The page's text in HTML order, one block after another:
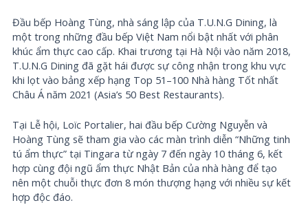
Đầu bếp Hoàng Tùng, nhà sáng lập của T.U.N.G Dining, là
một trong những đầu bếp Việt Nam nổi bật nhất với phân
khúc ẩm thực cao cấp. Khai trương tại Hà Nội vào năm 2018,
T.U.N.G Dining đã gặt hái được sự công nhận trong khu vực
khi lọt vào bảng xếp hạng Top 51–100 Nhà hàng Tốt nhất
Châu Á năm 2021 (Asia’s 50 Best Restaurants).
Tại Lễ hội, Loïc Portalier, hai đầu bếp Cường Nguyễn và
Hoàng Tùng sẽ tham gia vào các màn trình diễn “Những tinh
tú ẩm thực” tại Tingara từ ngày 7 đến ngày 10 tháng 6, kết
hợp cùng đội ngũ ẩm thực Nhật Bản của nhà hàng để tạo
nên một chuỗi thực đơn 8 món thượng hạng với nhiều sự kết
hợp độc đáo.